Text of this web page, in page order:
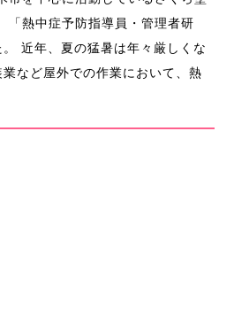
「熱中症予防指導員・管理者研
近年、夏の猛暑は年々厳しくな
など屋外での作業において、熱